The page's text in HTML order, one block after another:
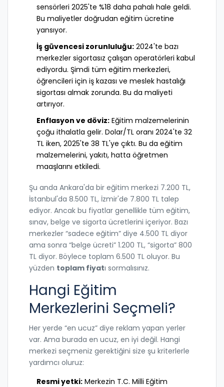
sensörleri 2025'te %18 daha pahalı hale geldi.
Bu maliyetler doğrudan eğitim ücretine
yansıyor.
İş güvencesi zorunluluğu: 2024'te bazı
merkezler sigortasız çalışan operatörleri kabul
ediyordu. Şimdi tüm eğitim merkezleri,
öğrencileri için iş kazası ve meslek hastalığı
sigortası almak zorunda. Bu da maliyeti
artırıyor.
Enflasyon ve döviz: Eğitim malzemelerinin
çoğu ithalatla gelir. Dolar/TL oranı 2024'te 32
TL iken, 2025'te 38 TL'ye çıktı. Bu da eğitim
malzemelerini, yakıtı, hatta öğretmen
maaşlarını etkiledi.
Şu anda Ankara'da bir eğitim merkezi 7.200 TL,
İstanbul'da 8.500 TL, İzmir'de 7.800 TL talep
ediyor. Ancak bu fiyatlar genellikle tüm eğitim,
sınav, belge ve sigorta ücretlerini içeriyor. Bazı
merkezler “sadece eğitim” diye 4.500 TL diyor
ama sonra “belge ücreti” 1.200 TL, “sigorta” 800
TL diyor. Böylece toplam 6.500 TL oluyor. Bu
yüzden toplam fiyatı sormalısınız.
Hangi Eğitim
Merkezlerini Seçmeli?
Her yerde “en ucuz” diye reklam yapan yerler
var. Ama burada en ucuz, en iyi değil. Hangi
merkezi seçmeniz gerektiğini size şu kriterlerle
yardımcı oluruz:
Resmi yetki: Merkezin T.C. Milli Eğitim